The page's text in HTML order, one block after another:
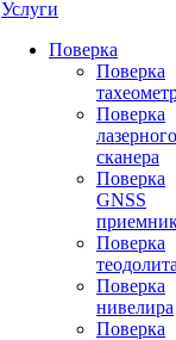
Услуги
Поверка
Поверка
Поверка
лазерного
сканера
Поверка
GNSS
Поверка
Поверка
нивелира
Поверка